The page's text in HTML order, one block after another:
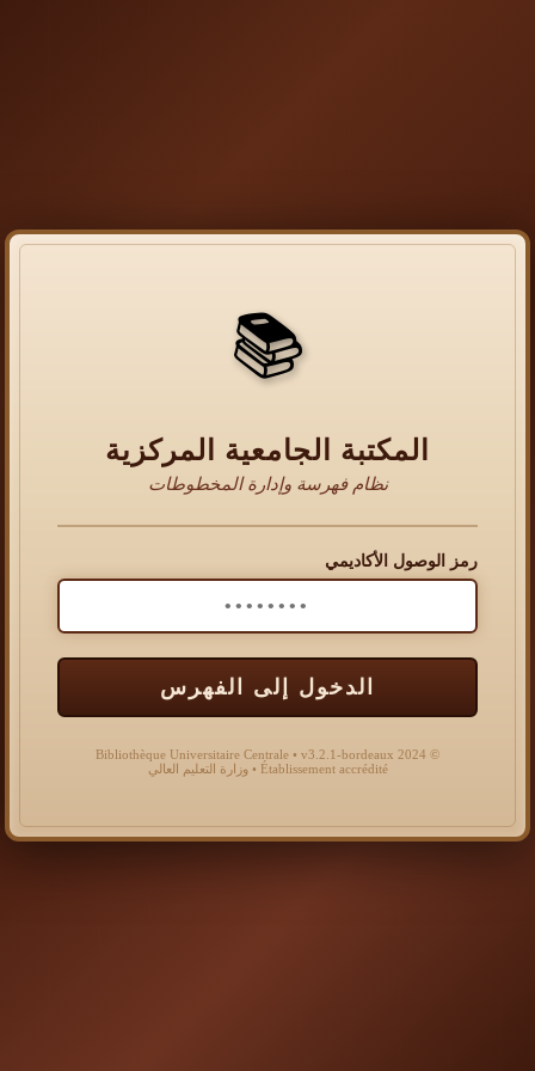
📚
المكتبة الجامعية المركزية
نظام فهرسة وإدارة المخطوطات
رمز الوصول الأكاديمي
الدخول إلى الفهرس
© 2024 Bibliothèque Universitaire Centrale • v3.2.1-bordeaux
Établissement accrédité • وزارة التعليم العالي